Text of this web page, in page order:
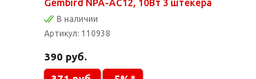
Gembird NPA-AC12, 10Вт 3 штекера
В наличии
Артикул: 110938
390 руб.